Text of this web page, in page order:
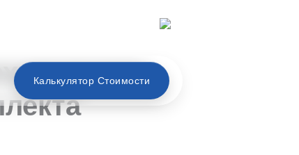
Калькулятор Стоимости